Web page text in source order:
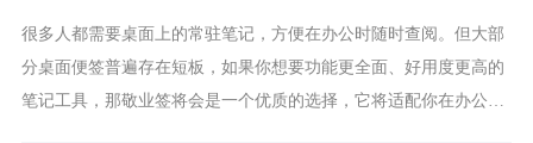
很多人都需要桌面上的常驻笔记，方便在办公时随时查阅。但大部
分桌面便签普遍存在短板，如果你想要功能更全面、好用度更高的
笔记工具，那敬业签将会是一个优质的选择，它将适配你在办公、